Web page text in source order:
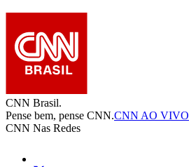
CNN Brasil.
Pense bem, pense CNN.CNN AO VIVO
CNN Nas Redes